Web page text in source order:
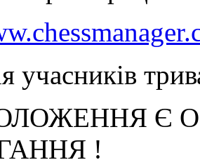
учасників
Є
!